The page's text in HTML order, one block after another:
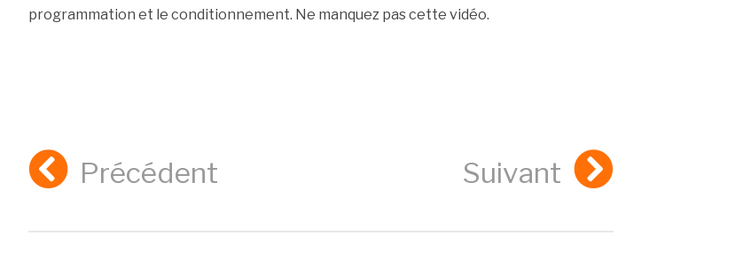
programmation et le conditionnement. Ne manquez pas cette vidéo.
Précédent Suivant